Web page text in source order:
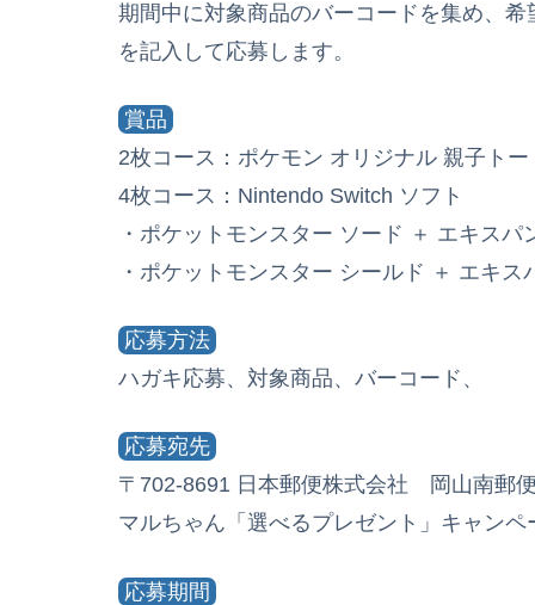
期間中に対象商品のバーコードを集め、
を記入して応募します。
賞品
2枚コース：ポケモン オリジナル 親子ト
4枚コース：Nintendo Switch ソフト
・ポケットモンスター ソード ＋ エキス
・ポケットモンスター シールド ＋ エキ
応募方法
ハガキ応募、対象商品、バーコード、
応募宛先
〒702-8691 日本郵便株式会社 岡山南郵
マルちゃん「選べるプレゼント」キャン
応募期間